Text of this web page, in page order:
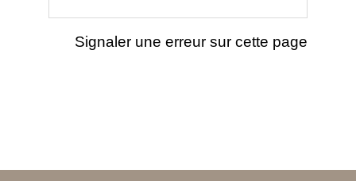
Signaler une erreur sur cette page